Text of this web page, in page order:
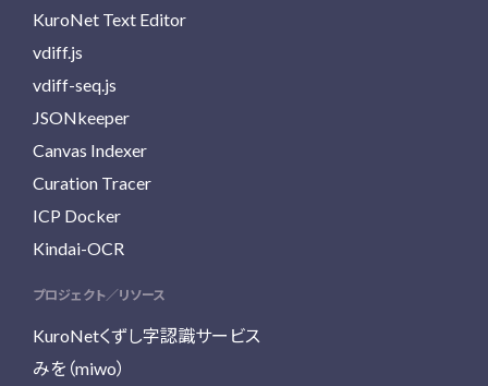
KuroNet Text Editor
vdiff.js
vdiff-seq.js
JSONkeeper
Canvas Indexer
Curation Tracer
ICP Docker
Kindai-OCR
プロジェクト／リソース
KuroNetくずし字認識サービス
みを（miwo）